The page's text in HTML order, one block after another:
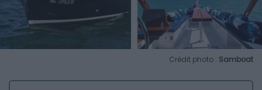
Crédit photo : Samboat